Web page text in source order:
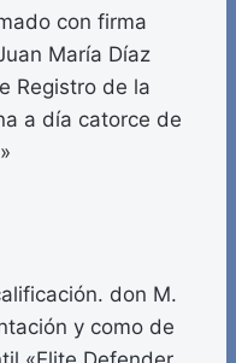
con firma
María Díaz
Registro de la
a día catorce de
don M.
y como de